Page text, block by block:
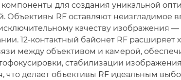
для создания уникальной
Объективы RF оставляют неизгладимое
качеству изображения
12-контактный байонет RF расширяет
между объективом и камерой,
стабилизации
что делает объективы RF идеальным